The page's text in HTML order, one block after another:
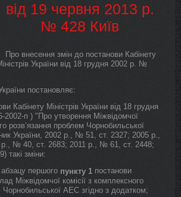
від 19 червня 2013 р.
№ 428 Київ
Про внесення змін до постанови Кабінету
України від 18 грудня 2002 р. №
постановляє:
Кабінету Міністрів України від 18 грудня
п ) "Про утворення Міжвідомчої
розв’язання проблем Чорнобильської
України, 2002 р., № 51, ст. 2327; 2005 р.,
№ 40, ст. 2683; 2011 р., № 61, ст. 2448;
такі зміни:
першого пункту 1 постанови
Міжвідомчої комісії з комплексного
Чорнобильської АЕС згідно з додатком;